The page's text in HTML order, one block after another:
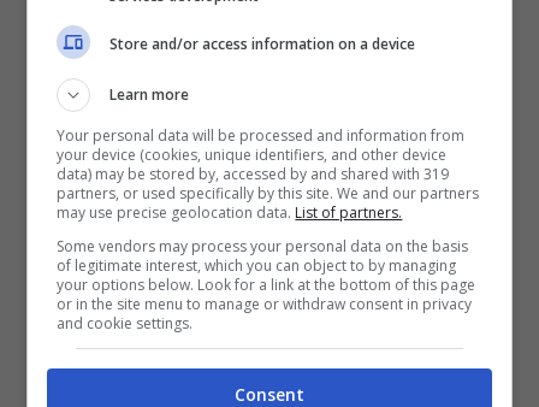
per il passaggio al giallo: l’occupazione
dei reparti in area medica sopra il 15%
incidenza settimanale dei contagi sopra i
50 casi su 100mila abitanti. Il parametro
più importante, comunque, è quello del
tasso di occupazione delle terapie
intensive. Un vero e proprio campanello
d’allarme sull’epidemia. Tuttavia,per il
serve il
Store and/or access information on a device
Learn more
Your personal data will be processed and information from
your device (cookies, unique identifiers, and other device
data) may be stored by, accessed by and shared with 319
partners, or used specifically by this site. We and our partners
may use precise geolocation data. List of partners.
Some vendors may process your personal data on the basis
of legitimate interest, which you can object to by managing
your options below. Look for a link at the bottom of this page
or in the site menu to manage or withdraw consent in privacy
and cookie settings.
Consent